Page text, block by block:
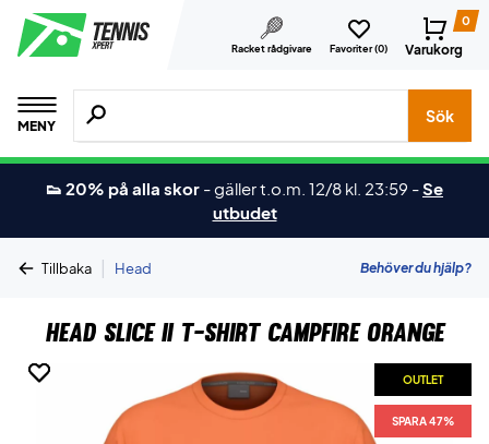
Racket rådgivare Favoriter (0)
0
Varukorg
MENY
Sök efter produkter, märken osv.
Sök
👟 20% på alla skor -gäller t.o.m. 12/8 kl. 23:59 -Se
utbudet
Tillbaka | Head Behöver du hjälp?
Head Slice II T-shirt Campfire Orange
OUTLET
SPARA 47%
OUTLET
SPARA 47%